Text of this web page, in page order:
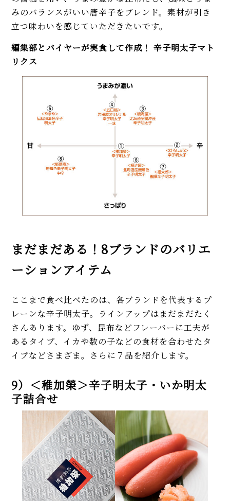
みのバランスがいい唐辛子をブレンド。素材が引き
立つ味わいを感じていただきたいです。
編集部とバイヤーが実食して作成！ 辛子明太子マト
リクス
まだまだある！8ブランドのバリエ
ーションアイテム
ここまで食べ比べたのは、各ブランドを代表するプ
レーンな辛子明太子。ラインアップはまだまだたく
さんあります。ゆず、昆布などフレーバーに工夫が
あるタイプ、イカや数の子などの食材を合わせたタ
イプなどさまざま。さらに７品を紹介します。
9）＜稚加榮＞辛子明太子・いか明太
子詰合せ